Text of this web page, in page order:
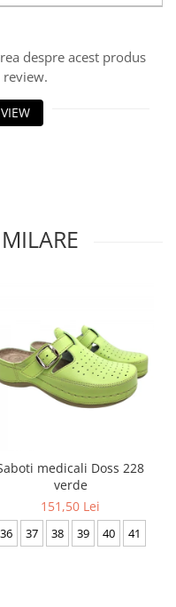
despre acest produs
medicali Doss 228
verde
151,50 Lei
36 37 38 39 40 41